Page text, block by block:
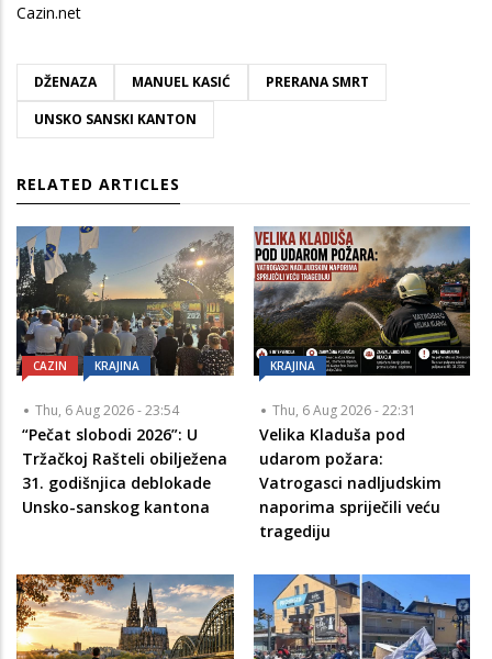
Cazin.net
DŽENAZA MANUEL KASIĆ
PRERANA SMRT
UNSKO SANSKI KANTON
RELATED ARTICLES
CAZIN KRAJINA
Thu, 6 Aug 2026 - 23:54
“Pečat slobodi 2026”: U
Tržačkoj Rašteli obilježena
31. godišnjica deblokade
Unsko-sanskog kantona
KRAJINA
Thu, 6 Aug 2026 - 22:31
Velika Kladuša pod
udarom požara:
Vatrogasci nadljudskim
naporima spriječili veću
tragediju